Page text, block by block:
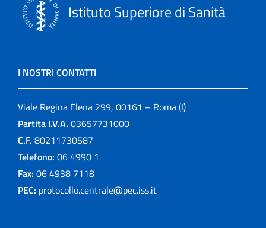
Istituto Superiore di Sanità
I NOSTRI CONTATTI
Viale Regina Elena 299, 00161 – Roma (I)
Partita I.V.A. 03657731000
C.F. 80211730587
Telefono: 06 4990 1
Fax: 06 4938 7118
PEC: protocollo.centrale@pec.iss.it